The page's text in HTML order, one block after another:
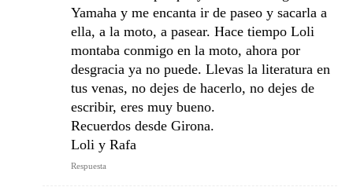
Yamaha y me encanta ir de paseo y sacarla a
ella, a la moto, a pasear. Hace tiempo Loli
montaba conmigo en la moto, ahora por
desgracia ya no puede. Llevas la literatura en
tus venas, no dejes de hacerlo, no dejes de
escribir, eres muy bueno.
Recuerdos desde Girona.
Loli y Rafa
Respuesta